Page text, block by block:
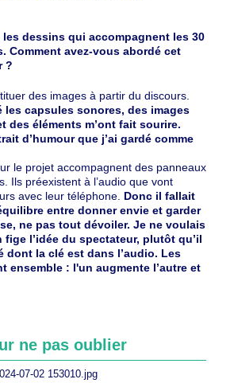
les dessins qui accompagnent les 30
Comment avez-vous abordé cet
?
des images à partir du discours.
les capsules sonores, des images
des éléments m’ont fait sourire.
d’humour que j’ai gardé comme
le projet accompagnent des panneaux
Ils préexistent à l’audio que vont
avec leur téléphone. Donc il fallait
entre donner envie et garder
ne pas tout dévoiler. Je ne voulais
fige l’idée du spectateur, plutôt qu’il
dont la clé est dans l’audio. Les
ensemble : l'un augmente l’autre et
ne pas oublier